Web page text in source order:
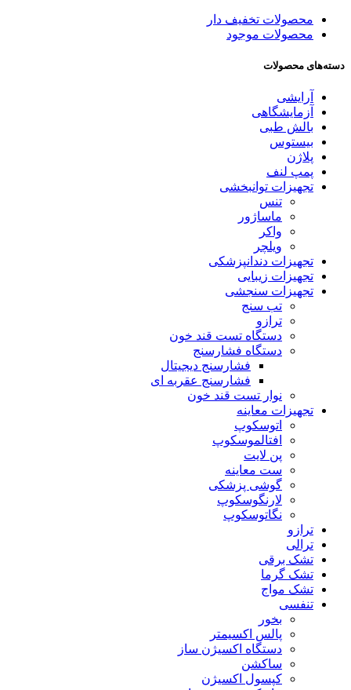
محصولات تخفیف دار
محصولات موجود
دسته‌های محصولات
آرایشی
آزمایشگاهی
بالش طبی
بیستوس
پلاژن
پمپ لنف
تجهیزات توانبخشی
تنس
ماساژور
واکر
ویلچر
تجهیزات دندانپزشکی
تجهیزات زیبایی
تجهیزات سنجشی
تب سنج
ترازو
دستگاه تست قند خون
دستگاه فشارسنج
فشارسنج دیجیتال
فشارسنج عقربه ای
نوار تست قند خون
تجهیزات معاینه
اتوسکوپ
افتالموسکوپ
پن لایت
ست معاینه
گوشی پزشکی
لارنگوسکوپ
نگاتوسکوپ
ترازو
ترالی
تشک برقی
تشک گرما
تشک مواج
تنفسی
بخور
پالس اکسیمتر
دستگاه اکسیژن ساز
ساکشن
کپسول اکسیژن